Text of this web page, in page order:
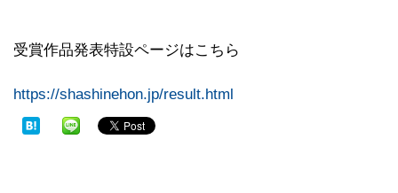
受賞作品発表特設ページはこちら
https://shashinehon.jp/result.html